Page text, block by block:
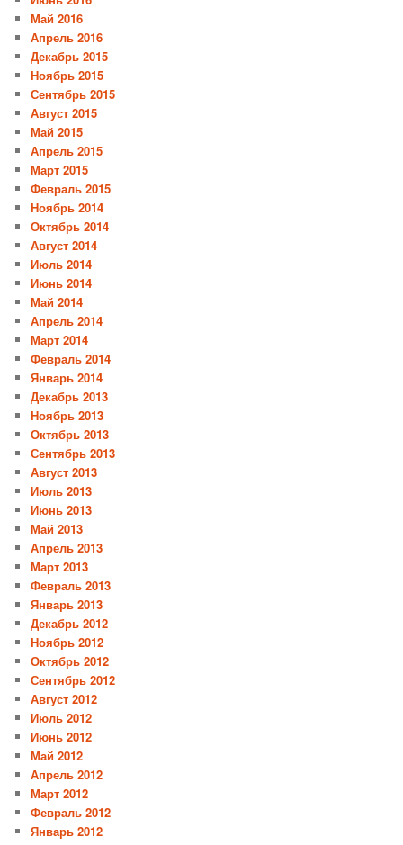
Май 2016
Апрель 2016
Декабрь 2015
Ноябрь 2015
Сентябрь 2015
Август 2015
Май 2015
Апрель 2015
Март 2015
Февраль 2015
Ноябрь 2014
Октябрь 2014
Август 2014
Июль 2014
Июнь 2014
Май 2014
Апрель 2014
Март 2014
Февраль 2014
Январь 2014
Декабрь 2013
Ноябрь 2013
Октябрь 2013
Сентябрь 2013
Август 2013
Июль 2013
Июнь 2013
Май 2013
Апрель 2013
Март 2013
Февраль 2013
Январь 2013
Декабрь 2012
Ноябрь 2012
Октябрь 2012
Сентябрь 2012
Август 2012
Июль 2012
Июнь 2012
Май 2012
Апрель 2012
Март 2012
Февраль 2012
Январь 2012